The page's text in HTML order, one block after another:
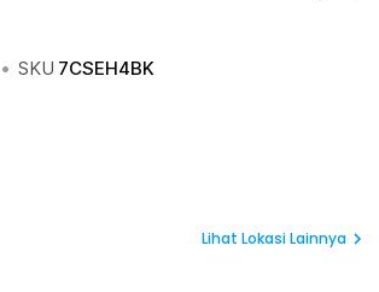
• SKU 7CSEH4BK
Lihat Lokasi Lainnya